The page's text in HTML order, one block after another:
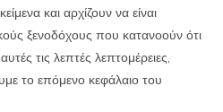
και αρχίζουν να είναι
ξενοδόχους που κατανοούν ότι
τις λεπτές λεπτομέρειες,
το επόμενο κεφάλαιο του